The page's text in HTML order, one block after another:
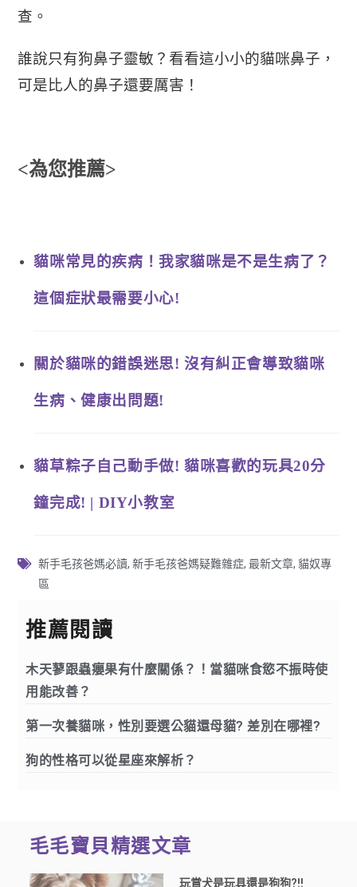
查。
誰說只有狗鼻子靈敏？看看這小小的貓咪鼻子，
可是比人的鼻子還要厲害！
<為您推薦>
貓咪常見的疾病！我家貓咪是不是生病了？
這個症狀最需要小心!
關於貓咪的錯誤迷思! 沒有糾正會導致貓咪
生病、健康出問題!
貓草粽子自己動手做! 貓咪喜歡的玩具20分
鐘完成! | DIY小教室
新手毛孩爸媽必讀,新手毛孩爸媽疑難雜症,最新文章, 貓奴專
區
推薦閱讀
木天蓼跟蟲癭果有什麼關係？！當貓咪食慾不振時使
用能改善？
第一次養貓咪，性別要選公貓還母貓? 差別在哪裡?
狗的性格可以從星座來解析？
毛毛寶貝精選文章
玩賞犬是玩具還是狗狗?!!